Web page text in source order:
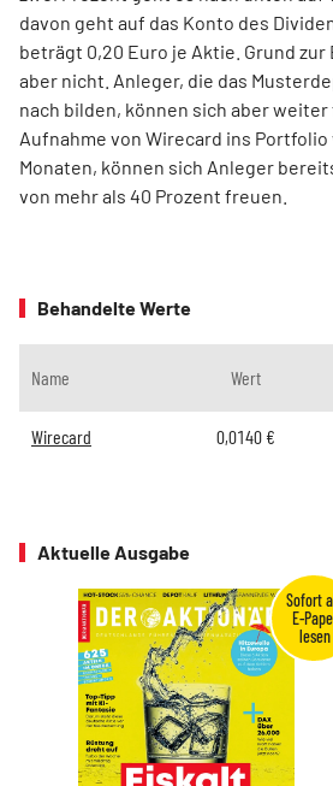
davon geht auf das Konto des
beträgt 0,20 Euro je Aktie. Grund
aber nicht. Anleger, die das
nach bilden, können sich aber
Aufnahme von Wirecard ins
Monaten, können sich Anleger
von mehr als 40 Prozent freuen.
Behandelte Werte
Name Wert
Wirecard 0,0140€
Aktuelle Ausgabe